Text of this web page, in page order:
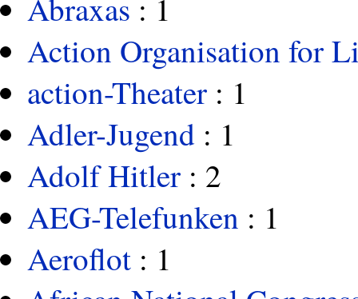
Abraxas : 1
Action Organisation for
action-Theater : 1
Adler-Jugend : 1
Adolf Hitler : 2
AEG-Telefunken : 1
Aeroflot : 1